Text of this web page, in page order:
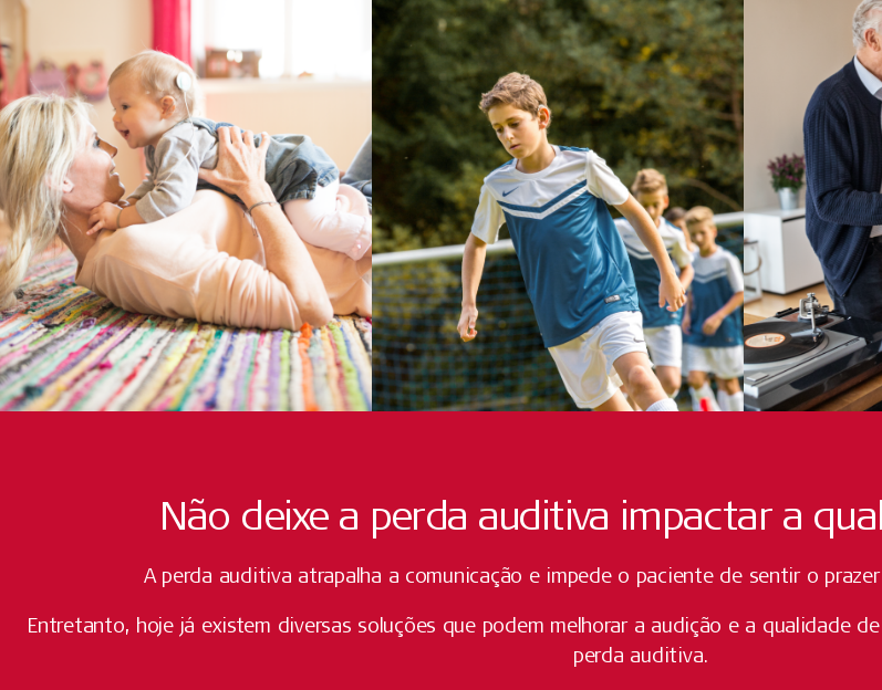
Não deixe a perda auditiva impactar a
A perda auditiva atrapalha a comunicação e impede o paciente de sentir o
Entretanto, hoje já existem diversas soluções que podem melhorar a audição e a qualidade
perda auditiva.